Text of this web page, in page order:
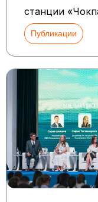
станции
Публикации